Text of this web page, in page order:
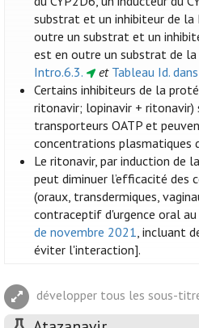
substrat et un inhibiteur de la
outre un substrat et un
est en outre un substrat de la
Intro.6.3.
et Tableau Id.
Certains inhibiteurs de la
ritonavir; lopinavir + ritonavir)
transporteurs OATP et
concentrations plasmatiques
Le ritonavir, par induction de
peut diminuer l’efficacité des
(oraux, transdermiques,
contraceptif d'urgence oral
de novembre 2021, incluant
éviter l'interaction].
développer tous les sous-